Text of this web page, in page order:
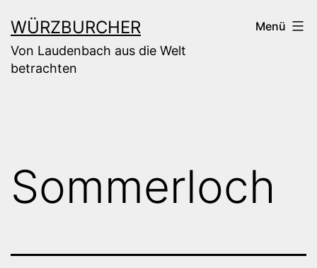
Inhalt
springen
WÜRZBURCHER
Von Laudenbach aus die Welt
betrachten
Menü
Sommerloch